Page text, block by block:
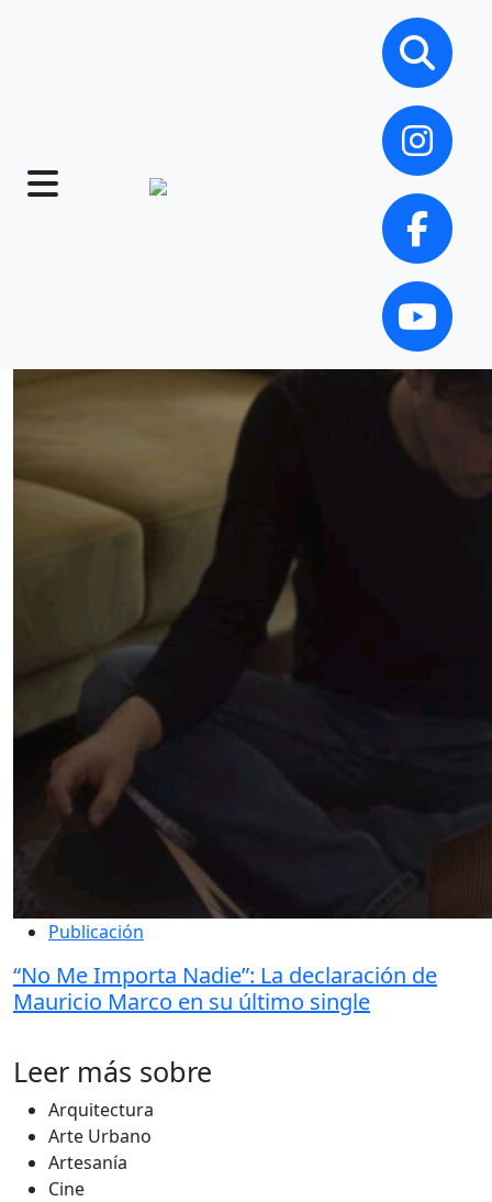
Publicación
“No Me Importa Nadie”: La declaración de
Mauricio Marco en su último single
Leer más sobre
Arquitectura
Arte Urbano
Artesanía
Cine